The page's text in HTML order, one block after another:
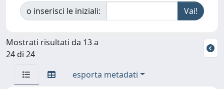
o inserisci le iniziali:
Mostrati risultati da 13 a
24 di 24
esporta metadati